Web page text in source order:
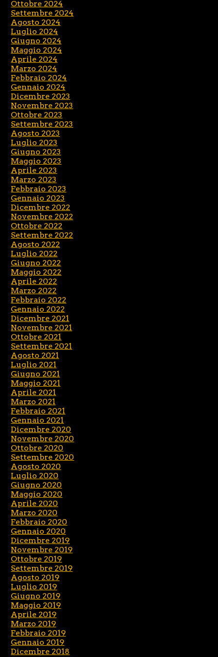
Ottobre 2024
Settembre 2024
Agosto 2024
Luglio 2024
Giugno 2024
Maggio 2024
Aprile 2024
Marzo 2024
Febbraio 2024
Gennaio 2024
Dicembre 2023
Novembre 2023
Ottobre 2023
Settembre 2023
Agosto 2023
Luglio 2023
Giugno 2023
Maggio 2023
Aprile 2023
Marzo 2023
Febbraio 2023
Gennaio 2023
Dicembre 2022
Novembre 2022
Ottobre 2022
Settembre 2022
Agosto 2022
Luglio 2022
Giugno 2022
Maggio 2022
Aprile 2022
Marzo 2022
Febbraio 2022
Gennaio 2022
Dicembre 2021
Novembre 2021
Ottobre 2021
Settembre 2021
Agosto 2021
Luglio 2021
Giugno 2021
Maggio 2021
Aprile 2021
Marzo 2021
Febbraio 2021
Gennaio 2021
Dicembre 2020
Novembre 2020
Ottobre 2020
Settembre 2020
Agosto 2020
Luglio 2020
Giugno 2020
Maggio 2020
Aprile 2020
Marzo 2020
Febbraio 2020
Gennaio 2020
Dicembre 2019
Novembre 2019
Ottobre 2019
Settembre 2019
Agosto 2019
Luglio 2019
Giugno 2019
Maggio 2019
Aprile 2019
Marzo 2019
Febbraio 2019
Gennaio 2019
Dicembre 2018